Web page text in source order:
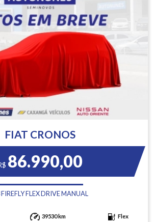
FIAT CRONOS
86.990,00
FIREFLY FLEX DRIVE MANUAL
39530 km Flex